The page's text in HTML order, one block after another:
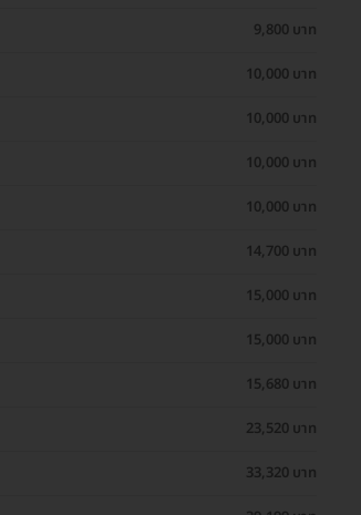
9,800 บาท
10,000 บาท
10,000 บาท
10,000 บาท
10,000 บาท
14,700 บาท
15,000 บาท
15,000 บาท
15,680 บาท
23,520 บาท
33,320 บาท